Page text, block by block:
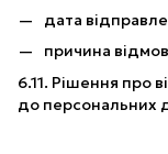
дата
причина
6.11. Рішення про
до персональних